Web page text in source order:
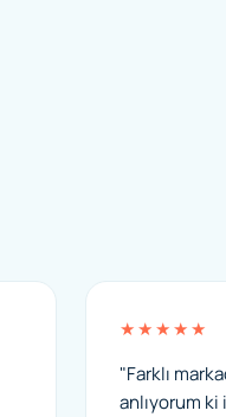
★★★★★
"Farklı
anlıyorum ki